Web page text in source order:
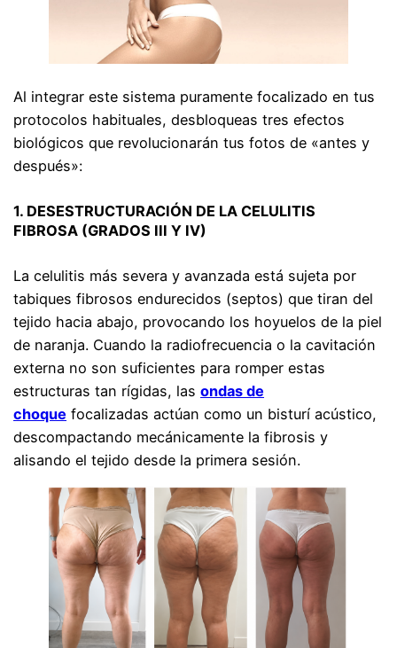
Al integrar este sistema puramente focalizado en tus
protocolos habituales, desbloqueas tres efectos
biológicos que revolucionarán tus fotos de «antes y
después»:
1. DESESTRUCTURACIÓN DE LA CELULITIS
FIBROSA (GRADOS III Y IV)
La celulitis más severa y avanzada está sujeta por
tabiques fibrosos endurecidos (septos) que tiran del
tejido hacia abajo, provocando los hoyuelos de la piel
de naranja. Cuando la radiofrecuencia o la cavitación
externa no son suficientes para romper estas
estructuras tan rígidas, lasondas de
choque focalizadas actúan como un bisturí acústico,
descompactando mecánicamente la fibrosis y
alisando el tejido desde la primera sesión.